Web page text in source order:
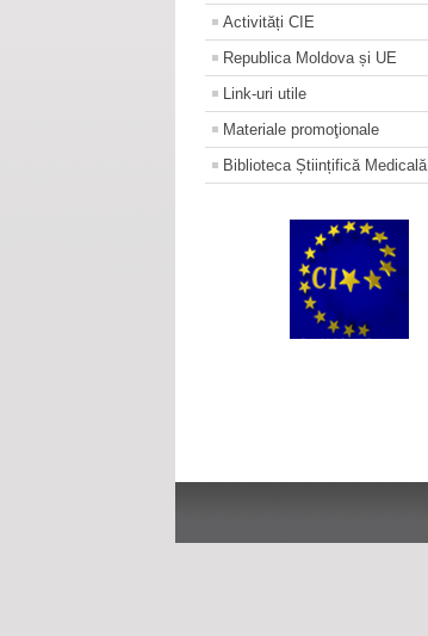
Activități CIE
Republica Moldova și UE
Link-uri utile
Materiale promoţionale
Biblioteca Științifică Medicală